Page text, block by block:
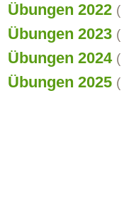
Übungen 2022 (
Übungen 2023 (
Übungen 2024 (
Übungen 2025 (